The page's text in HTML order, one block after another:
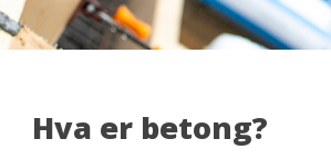
Hva er betong?